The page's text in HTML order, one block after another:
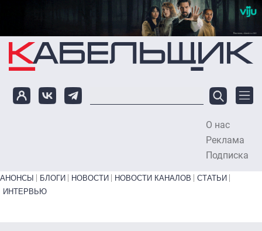
Перейти к основному содержанию
О нас
Реклама
Подписка
Primary links bottom
АНОНСЫ БЛОГИ НОВОСТИ НОВОСТИ КАНАЛОВ
СТАТЬИ
ИНТЕРВЬЮ